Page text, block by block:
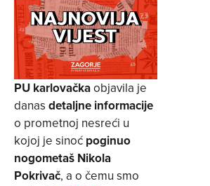
PU karlovačkaobjavila je
danas detaljne informacije
o prometnoj nesreći u
kojoj je sinoć poginuo
nogometaš Nikola
Pokrivač, a o čemu smo